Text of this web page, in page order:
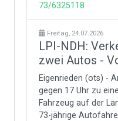
73/6325118
Freitag, 24.07.2026
LPI-NDH:
zwei Autos -
Eigenrieden (ots) -
gegen 17 Uhr zu
Fahrzeug auf der
73-jährige